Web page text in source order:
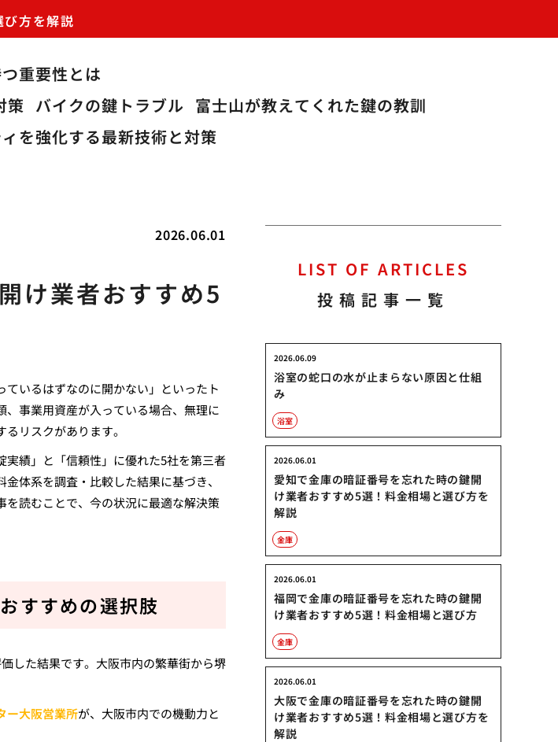
方を解説
重要性とは
策 バイクの鍵トラブル 富士山が教えてくれた鍵の教訓
を強化する最新技術と対策
2026.06.01
け業者おすすめ5
ているはずなのに開かない」といったト
事業用資産が入っている場合、無理に
リスクがあります。
績」と「信頼性」に優れた5社を第三者
体系を調査・比較した結果に基づき、
読むことで、今の状況に最適な解決策
すすめの選択肢
した結果です。大阪市内の繁華街から堺
ー大阪営業所が、大阪市内での機動力と
LIST OF ARTICLES
投稿記事一覧
浴室の蛇口の水が止まらない原因と仕組
み
2026.06.09
浴室
愛知で金庫の暗証番号を忘れた時の鍵開
け業者おすすめ5選！料金相場と選び方を
解説
2026.06.01
金庫
福岡で金庫の暗証番号を忘れた時の鍵開
け業者おすすめ5選！料金相場と選び方
2026.06.01
金庫
大阪で金庫の暗証番号を忘れた時の鍵開
け業者おすすめ5選！料金相場と選び方を
解説
2026.06.01